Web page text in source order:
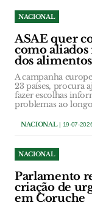
NACIONAL
ASAE quer
como aliados
dos alimentos
A campanha
23 países, procura
fazer escolhas
problemas ao
NACIONAL| 19-07-
NACIONAL
Parlamento
criação de
em Coruche